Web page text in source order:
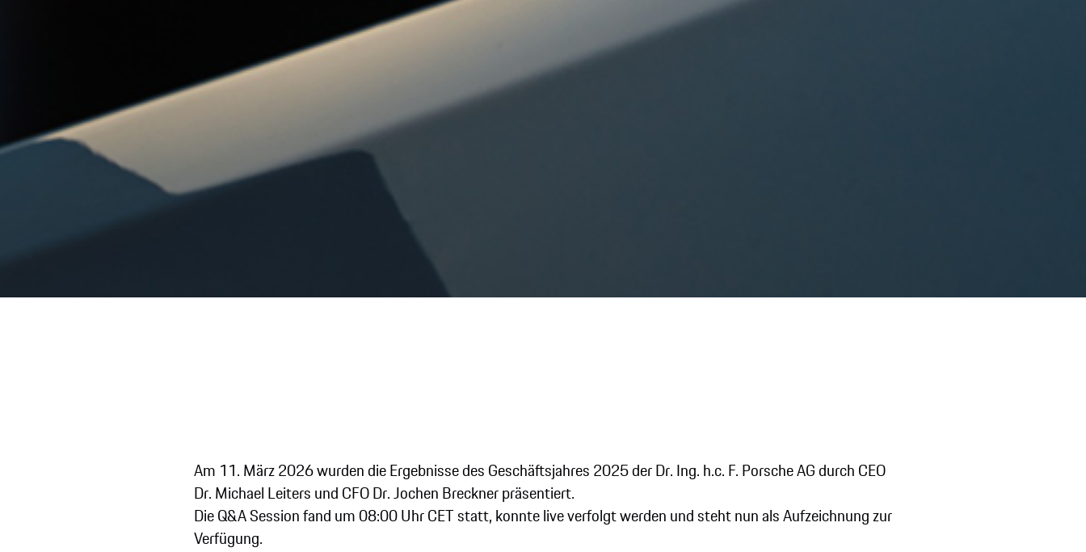
Analysten- und
Am 11. März 2026 wurden die Ergebnisse des Geschäftsjahres 2025 der Dr. Ing. h.c. F. Porsche AG durch CEO
Dr. Michael Leiters und CFO Dr. Jochen Breckner präsentiert.
Die Q&A Session fand um 08:00 Uhr CET statt, konnte live verfolgt werden und steht nun als Aufzeichnung zur
Verfügung.